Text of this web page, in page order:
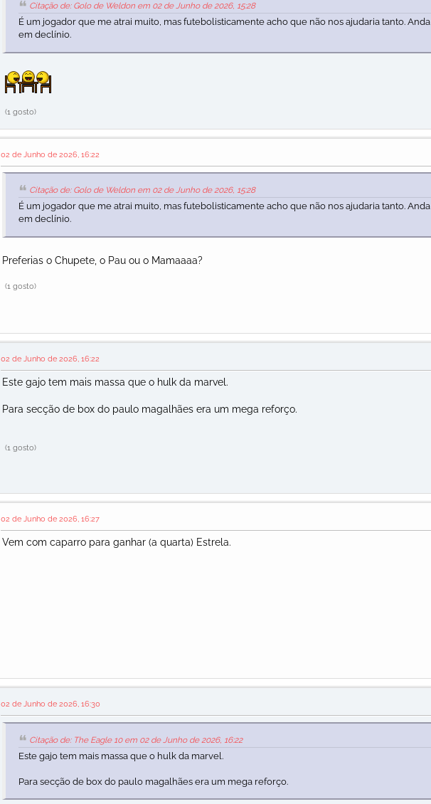
Citação de: Golo de Weldon em 02 de Junho de 2026, 15:28
É um jogador que me atrai muito, mas futebolisticamente acho que não nos ajudaria tanto. Anda
em declínio.
(1 gosto)
02 de Junho de 2026, 16:22
Citação de: Golo de Weldon em 02 de Junho de 2026, 15:28
É um jogador que me atrai muito, mas futebolisticamente acho que não nos ajudaria tanto. Anda
em declínio.
Preferias o Chupete, o Pau ou o Mamaaaa?
(1 gosto)
02 de Junho de 2026, 16:22
Este gajo tem mais massa que o hulk da marvel.
Para secção de box do paulo magalhães era um mega reforço.
(1 gosto)
02 de Junho de 2026, 16:27
Vem com caparro para ganhar (a quarta) Estrela.
02 de Junho de 2026, 16:30
Citação de: The Eagle 10 em 02 de Junho de 2026, 16:22
Este gajo tem mais massa que o hulk da marvel.
Para secção de box do paulo magalhães era um mega reforço.